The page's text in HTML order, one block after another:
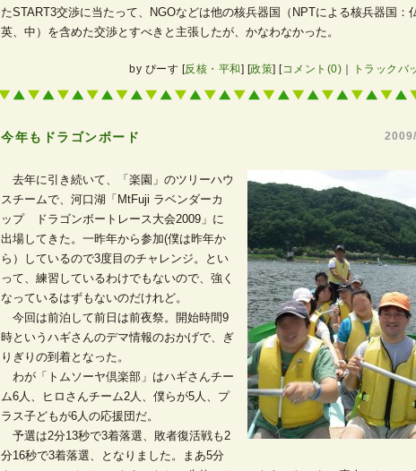
たSTART3交渉に当たって、NGOなどは他の核兵器国（NPTによる核兵器国：
英、中）を含めた交渉とすべきと主張したが、かなわなかった。
by ぴーす [反核・平和] [政策] [コメント(0) トラックバ
今年もドラゴンボード
去年に引き続いて、「楽園」のツリーハウ
スチームで、河口湖「MtFuji ラベンダーカ
ップ ドラゴンボートレース大会2009」に
出場してきた。一昨年から参加(僕は昨年か
ら）しているので3度目のチャレンジ。とい
って、練習しているわけでもないので、強く
なっているはずもないのだけれど。
今回は前泊して前日は前夜祭。開始時間9
時というハギさんのデマ情報のおかげで、ぎ
りぎりの到着となった。
わが「トムソーヤ倶楽部」はハギさんチー
ム6人、ヒロさんチーム2人、僕らが5人、プ
ラス子どもが6人の応援団だ。
予選は2分13秒で3着落選、敗者復活戦も2
分16秒で3着落選、となりました。まあ5分